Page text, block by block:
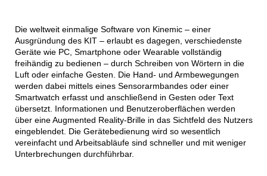
Die weltweit einmalige Software von Kinemic – einer
Ausgründung des KIT – erlaubt es dagegen, verschiedenste
Geräte wie PC, Smartphone oder Wearable vollständig
freihändig zu bedienen – durch Schreiben von Wörtern in die
Luft oder einfache Gesten. Die Hand- und Armbewegungen
werden dabei mittels eines Sensorarmbandes oder einer
Smartwatch erfasst und anschließend in Gesten oder Text
übersetzt. Informationen und Benutzeroberflächen werden
über eine Augmented Reality-Brille in das Sichtfeld des Nutzers
eingeblendet. Die Gerätebedienung wird so wesentlich
vereinfacht und Arbeitsabläufe sind schneller und mit weniger
Unterbrechungen durchführbar.